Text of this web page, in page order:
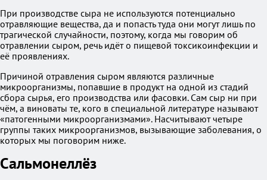
При производстве сыра не используются потенциально
отравляющие вещества, да и попасть туда они могут лишь по
трагической случайности, поэтому, когда мы говорим об
отравлении сыром, речь идёт о пищевой токсикоинфекции и
её проявлениях.
Причиной отравления сыром являются различные
микроорганизмы, попавшие в продукт на одной из стадий
сбора сырья, его производства или фасовки. Сам сыр ни при
чём, а виноваты те, кого в специальной литературе называют
«патогенными микроорганизмами». Насчитывают четыре
группы таких микроорганизмов, вызывающие заболевания, о
которых мы поговорим ниже.
Сальмонеллёз